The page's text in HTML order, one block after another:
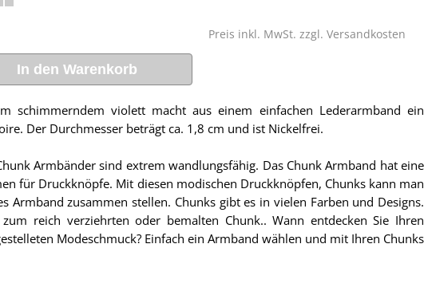
Preis inkl. MwSt. zzgl. Versandkosten
In den Warenkorb
schimmerndem violett macht aus einem einfachen Lederarmband ein
Der Durchmesser beträgt ca. 1,8 cm und ist Nickelfrei.
Armbänder sind extrem wandlungsfähig. Das Chunk Armband hat eine
für Druckknöpfe. Mit diesen modischen Druckknöpfen, Chunks kann man
Armband zusammen stellen. Chunks gibt es in vielen Farben und Designs.
reich verziehrten oder bemalten Chunk.. Wann entdecken Sie Ihren
Modeschmuck? Einfach ein Armband wählen und mit Ihren Chunks